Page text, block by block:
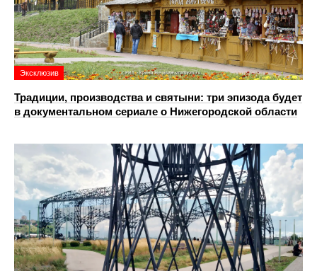
Эксклюзив
Традиции, производства и святыни: три эпизода будет
в документальном сериале о Нижегородской области